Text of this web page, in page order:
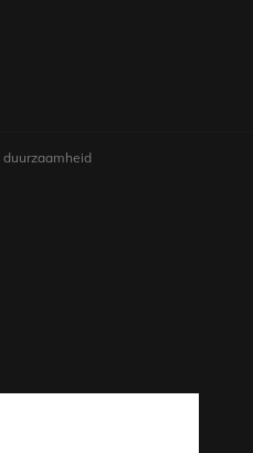
duurzaamheid